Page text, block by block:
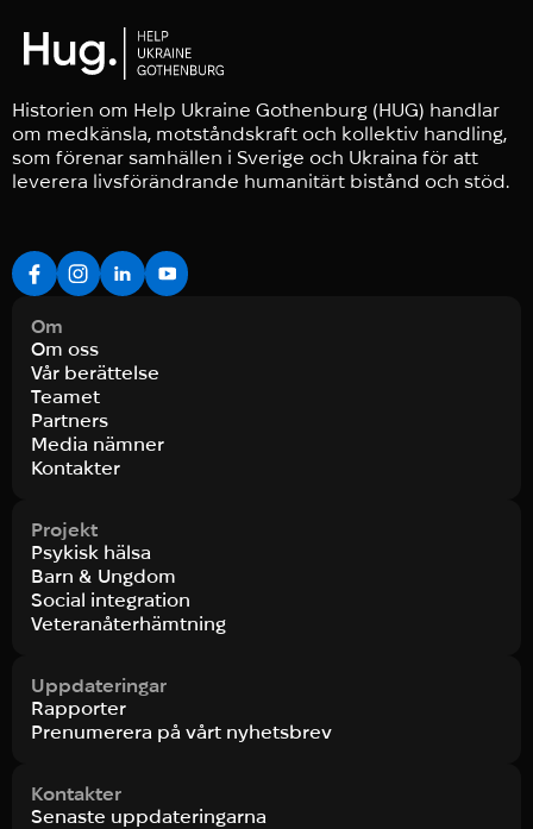
Historien om Help Ukraine Gothenburg (HUG) handlar
om medkänsla, motståndskraft och kollektiv handling,
som förenar samhällen i Sverige och Ukraina för att
leverera livsförändrande humanitärt bistånd och stöd.
Om
Om oss
Vår berättelse
Teamet
Partners
Media nämner
Kontakter
Projekt
Psykisk hälsa
Barn & Ungdom
Social integration
Veteranåterhämtning
Uppdateringar
Rapporter
Prenumerera på vårt nyhetsbrev
Kontakter
Senaste uppdateringarna